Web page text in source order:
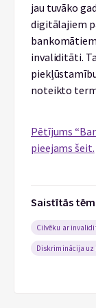
jau tuvāko
digitālajiem
invaliditāti.
noteikto
Pētījums
pieejams šeit.
Saistītās
Cilvēku ar
Diskriminācija